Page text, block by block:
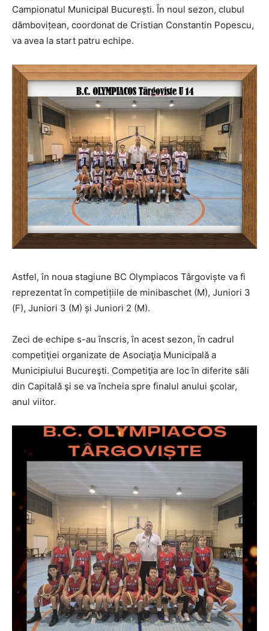
Campionatul Municipal București. În noul sezon, clubul
dâmbovițean, coordonat de Cristian Constantin Popescu,
va avea la start patru echipe.
Astfel, în noua stagiune BC Olympiacos Târgoviște va fi
reprezentat în competițiile de minibaschet (M), Juniori 3
(F), Juniori 3 (M) și Juniori 2 (M).
Zeci de echipe s-au înscris, în acest sezon, în cadrul
competiţiei organizate de Asociaţia Municipală a
Municipiului Bucureşti. Competiţia are loc în diferite săli
din Capitală şi se va încheia spre finalul anului şcolar,
anul viitor.